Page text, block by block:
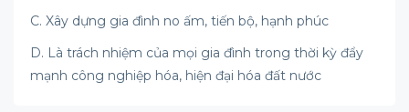
C. Xây dựng gia đình no ấm, tiến bộ, hạnh phúc
D. Là trách nhiệm của mọi gia đình trong thời kỳ đẩy
mạnh công nghiệp hóa, hiện đại hóa đất nước